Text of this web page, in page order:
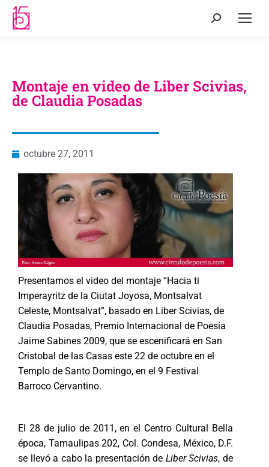
Montaje en video de Liber Scivias,
de Claudia Posadas
octubre 27, 2011
Presentamos el video del montaje “Hacia ti
Imperayritz de la Ciutat Joyosa, Montsalvat
Celeste, Montsalvat”, basado en Liber Scivias, de
Claudia Posadas, Premio Internacional de Poesía
Jaime Sabines 2009, que se escenificará en San
Cristobal de las Casas este 22 de octubre en el
Templo de Santo Domingo, en el 9 Festival
Barroco Cervantino.
El 28 de julio de 2011, en el Centro Cultural Bella
época, Tamaulipas 202, Col. Condesa, México, D.F.
se llevó a cabo la presentación de Liber Scivias, de